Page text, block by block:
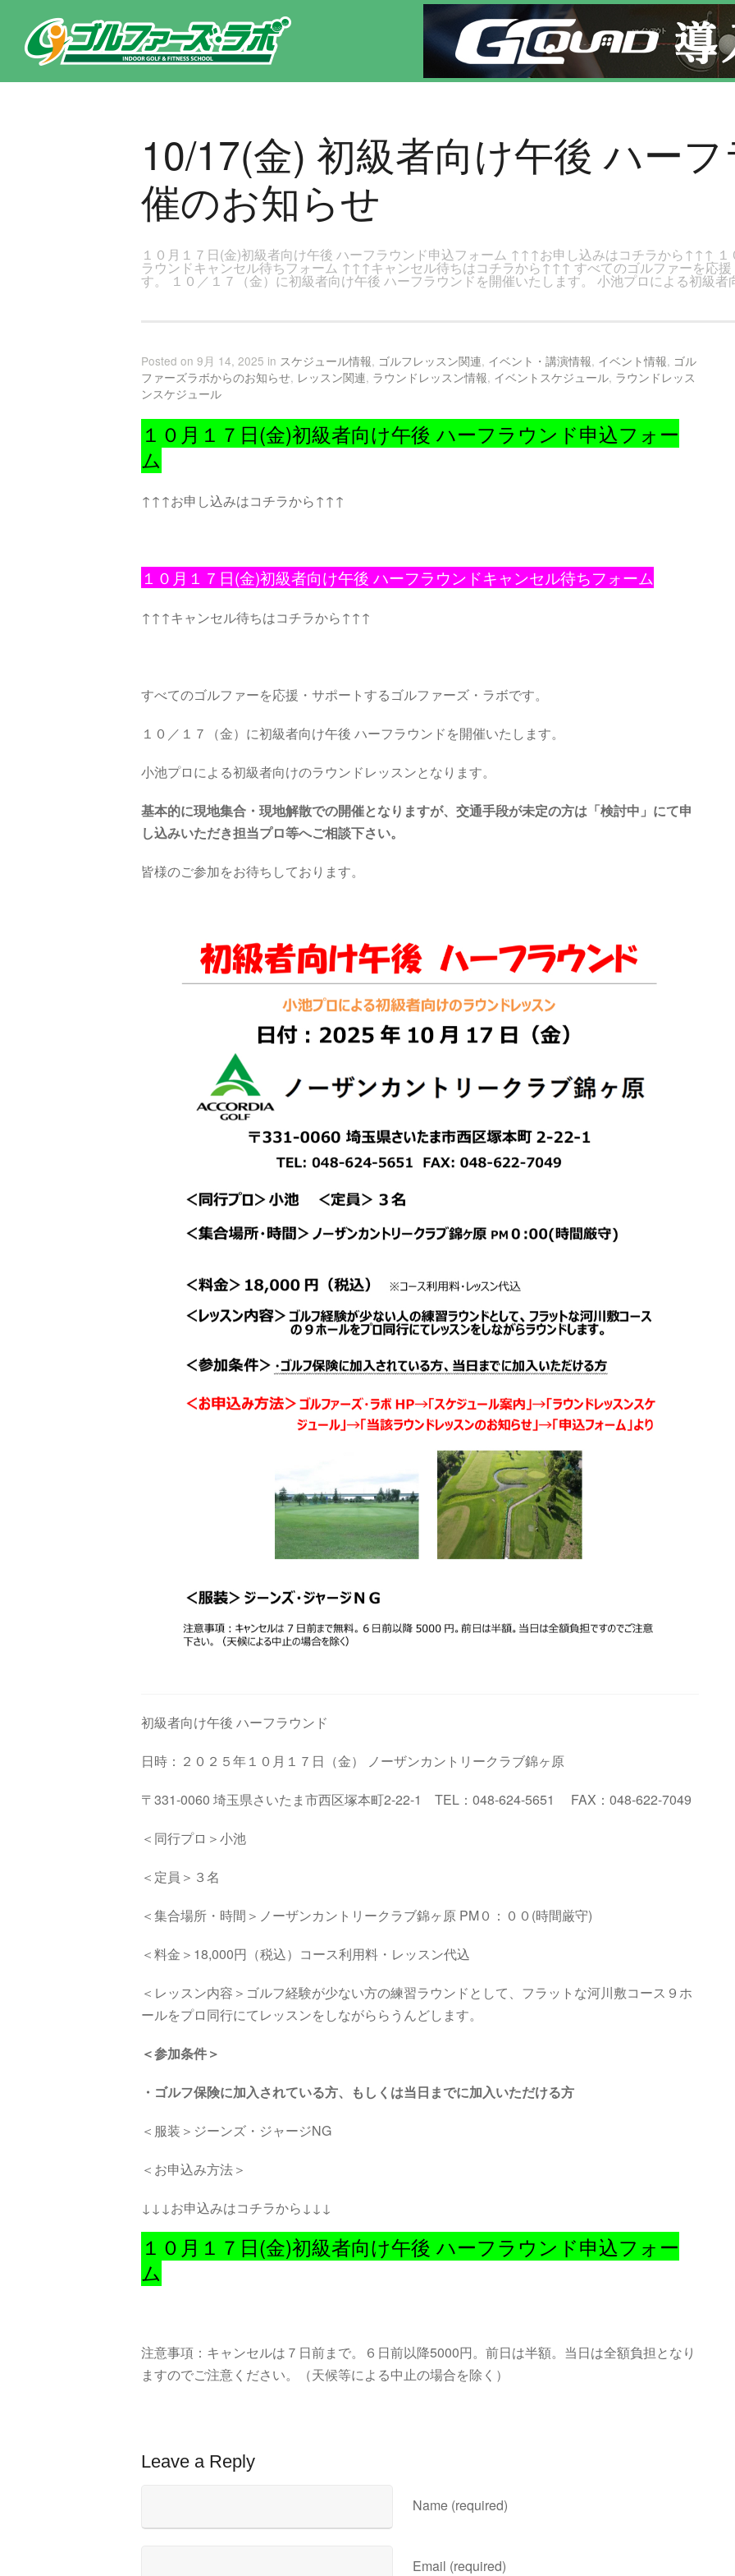
東京都新宿区・文京区ゴルフレッスンのゴルファーズ・ラボ » 10/17(金) 初級者向け午後 ハーフラウンド開催のお知らせのページです。新宿区、若松河田で気軽にゴルフレッスン！
10/17(金) 初級者向け午後 ハー
催のお知らせ
１０月１７日(金)初級者向け午後 ハーフラウンド申込フォーム ↑↑↑お申し込みはコチラから↑↑↑ １
ラウンドキャンセル待ちフォーム ↑↑↑キャンセル待ちはコチラから↑↑↑ すべてのゴルファーを応
す。 １０／１７（金）に初級者向け午後 ハーフラウンドを開催いたします。 小池プロによる初級者
Posted on 9月 14, 2025 in スケジュール情報, ゴルフレッスン関連, イベント・講演情報, イベント情報, ゴル
ファーズラボからのお知らせ, レッスン関連, ラウンドレッスン情報, イベントスケジュール, ラウンドレッス
ンスケジュール
１０月１７日(金)初級者向け午後 ハーフラウンド申込フォー
ム
↑↑↑お申し込みはコチラから↑↑↑
１０ 月１７日(金)初級者向け午後 ハーフラウンドキャンセル待ちフォーム
↑↑↑キャンセル待ちはコチラから↑↑↑
すべてのゴルファーを応援・サポートするゴルファーズ・ラボです。
１０／１７（金）に初級者向け午後 ハーフラウンドを開催いたします。
小池プロによる初級者向けのラウンドレッスンとなります。
基本的に現地集合・現地解散での開催となりますが、交通手段が未定の方は「検討中」にて申
し込みいただき担当プロ等へご相談下さい。
皆様のご参加をお待ちしております。
初級者向け午後 ハーフラウンド
日時：２０２５年１０月１７日（金） ノーザンカントリークラブ錦ヶ原
〒331-0060 埼玉県さいたま市西区塚本町2-22-1 TEL ： 048-624-5651 FAX ： 048-622-7049
＜同行プロ＞小池
＜定員＞３名
＜集合場所・時間＞ノーザンカントリークラブ錦ヶ原 PM０：００ (時間厳守)
＜料金＞18,000円（税込）コース利用料・レッスン代込
＜レッスン内容＞ゴルフ経験が少ない方の練習ラウンドとして、フラットな河川敷コース９ホ
ールをプロ同行にてレッスンをしながららうんどします。
＜参加条件＞
・ ゴルフ保険に加入されている方、もしくは当日までに加入いただける方
＜服装＞ジーンズ・ジャージNG
＜お申込み方法＞
↓↓↓お申込みはコチラから↓↓↓
１０月１７日(金)初級者向け午後 ハーフラウンド申込フォー
ム
注意事項：キャンセルは７日前まで。６日前以降5000円。前日は半額。当日は全額負担となり
ますのでご注意ください。（天候等による中止の場合を除く）
Leave a Reply
Name (required)
Email (required)